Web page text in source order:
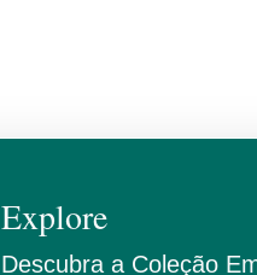
Explore
Descubra a Coleção